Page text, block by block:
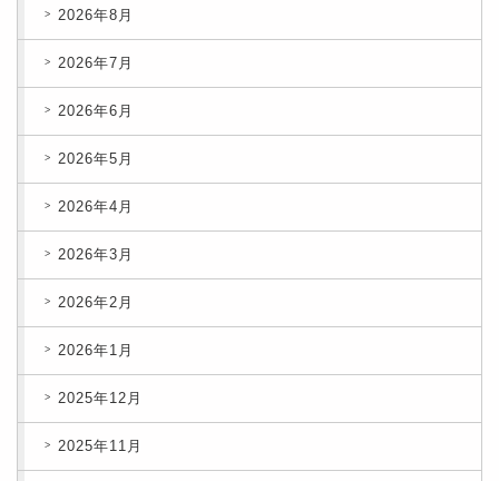
2026年8月
2026年7月
2026年6月
2026年5月
2026年4月
2026年3月
2026年2月
2026年1月
2025年12月
2025年11月